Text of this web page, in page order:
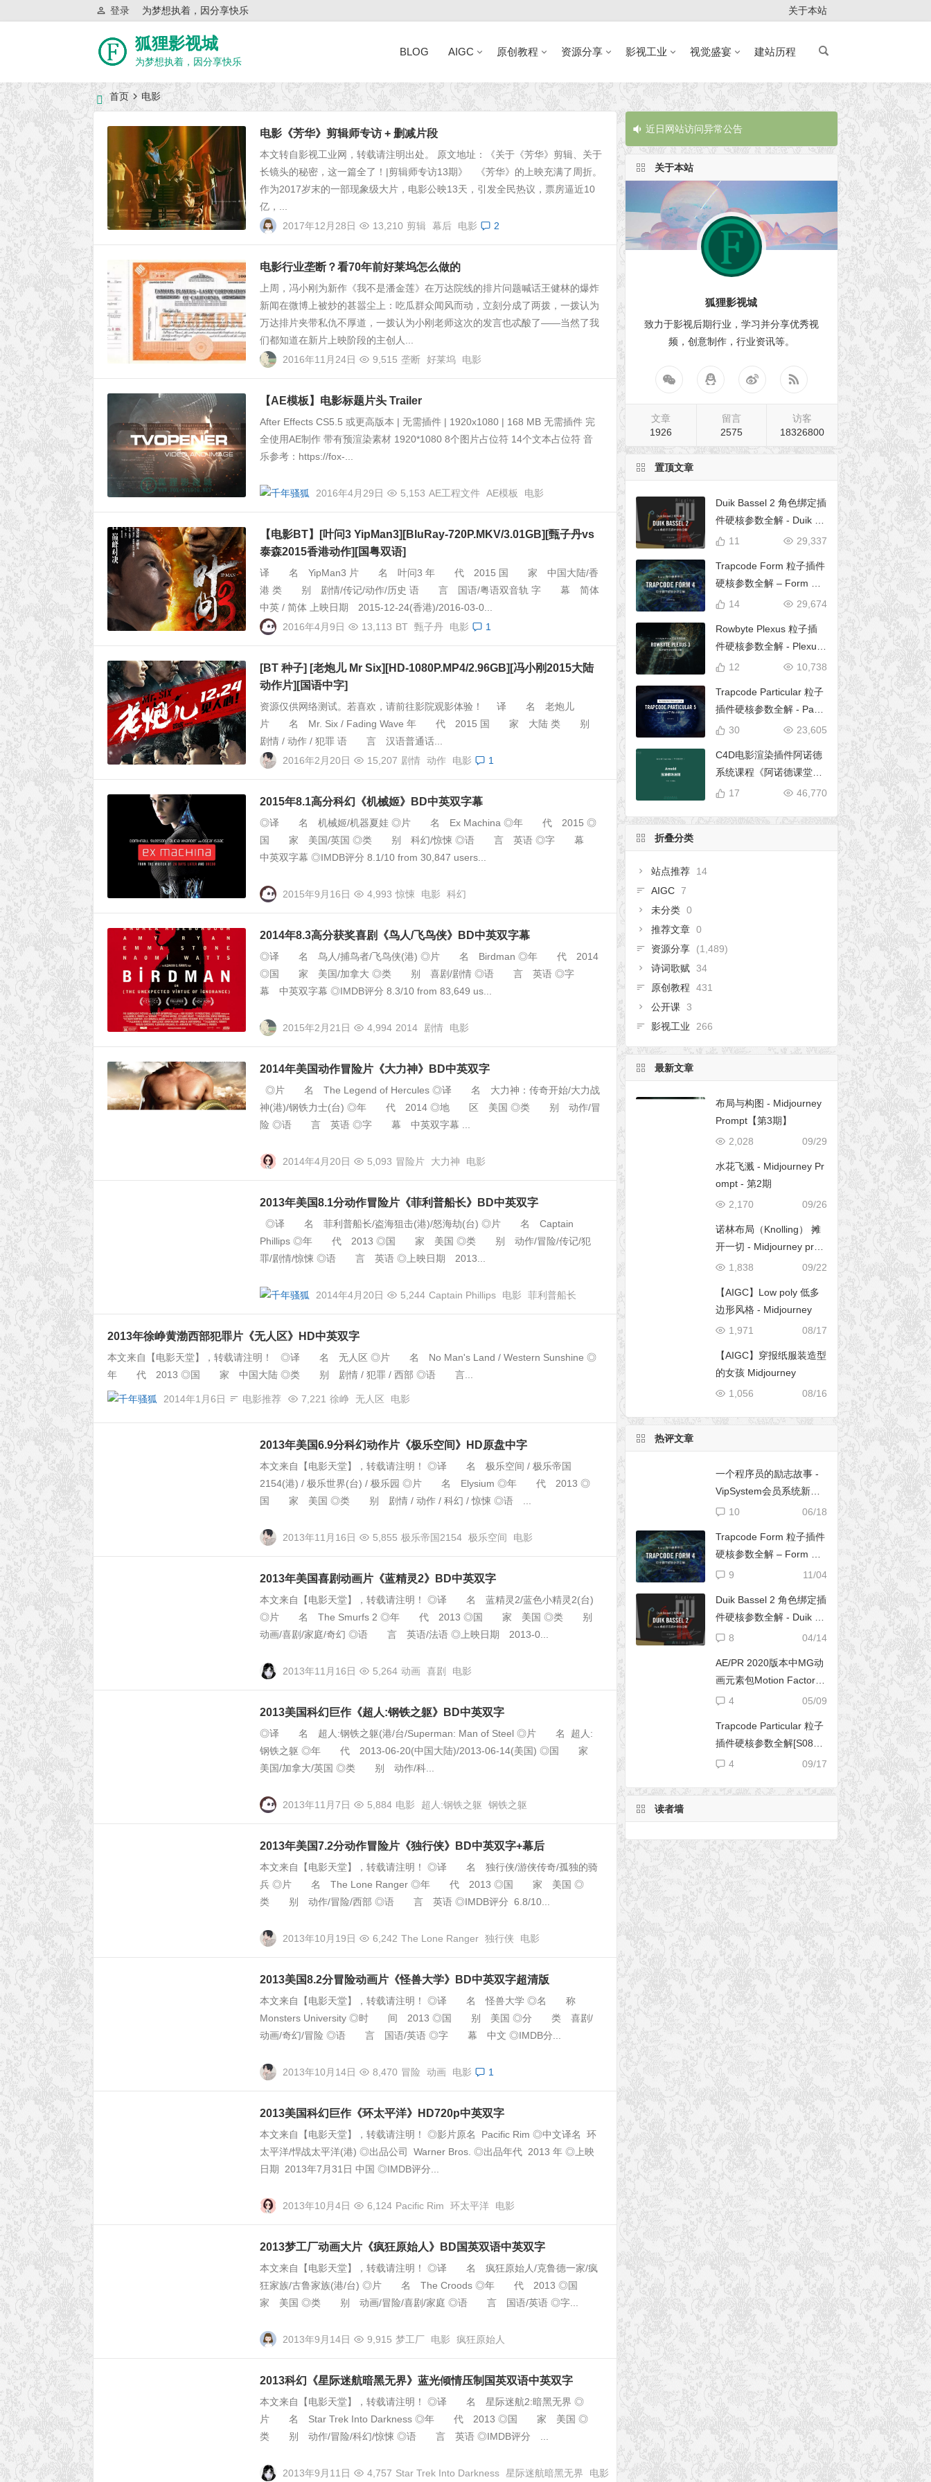
为梦想执着，因分享快乐
登录 关于本站
狐狸影视城
为梦想执着，因分享快乐
BLOG AIGC 原创教程 资源分享 影视工业 视觉盛宴 建站历程
首页 电影
电影《芳华》剪辑师专访 + 删减片段
本文转自影视工业网，转载请注明出处。 原文地址：《关于《芳华》剪辑、关于
长镜头的秘密，这一篇全了！|剪辑师专访13期》 《芳华》的上映充满了周折。
作为2017岁末的一部现象级大片，电影公映13天，引发全民热议，票房逼近10
亿，...
2017年12月28日
13,210 剪辑 幕后 电影 2
电影行业垄断？看70年前好莱坞怎么做的
上周，冯小刚为新作《我不是潘金莲》在万达院线的排片问题喊话王健林的爆炸
新闻在微博上被炒的甚嚣尘上：吃瓜群众闻风而动，立刻分成了两拨，一拨认为
万达排片夹带私仇不厚道，一拨认为小刚老师这次的发言也忒酸了——当然了我
们都知道在新片上映阶段的主创人...
2016年11月24日
9,515 垄断 好莱坞 电影
【AE模板】电影标题片头 Trailer
After Effects CS5.5 或更高版本 | 无需插件 | 1920x1080 | 168 MB 无需插件 完
全使用AE制作 带有预渲染素材 1920*1080 8个图片占位符 14个文本占位符 音
乐参考：https://fox-...
2016年4月29日 5,153 AE工程文件 AE模板 电影
【电影BT】[叶问3 YipMan3][BluRay-720P.MKV/3.01GB][甄子丹vs
泰森2015香港动作][国粤双语]
译 名 YipMan3 片 名 叶问3 年 代 2015 国 家 中国大陆/香
港 类 别 剧情/传记/动作/历史 语 言 国语/粤语双音轨 字 幕 简体
中英 / 简体 上映日期 2015-12-24(香港)/2016-03-0...
2016年4月9日
13,113 BT 甄子丹 电影 1
[BT 种子] [老炮儿 Mr Six][HD-1080P.MP4/2.96GB][冯小刚2015大陆
动作片][国语中字]
资源仅供网络测试。若喜欢，请前往影院观影体验！ 译 名 老炮儿
片 名 Mr. Six / Fading Wave 年 代 2015 国 家 大陆 类 别
剧情 / 动作 / 犯罪 语 言 汉语普通话...
2016年2月20日
15,207 剧情 动作 电影 1
2015年8.1高分科幻《机械姬》BD中英双字幕
◎译 名 机械姬/机器夏娃 ◎片 名 Ex Machina ◎年 代 2015 ◎
国 家 美国/英国 ◎类 别 科幻/惊悚 ◎语 言 英语 ◎字 幕
中英双字幕 ◎IMDB评分 8.1/10 from 30,847 users...
2015年9月16日 4,993 惊悚 电影 科幻
2014年8.3高分获奖喜剧《鸟人/飞鸟侠》BD中英双字幕
◎译 名 鸟人/捕鸟者/飞鸟侠(港) ◎片 名 Birdman ◎年 代 2014
◎国 家 美国/加拿大 ◎类 别 喜剧/剧情 ◎语 言 英语 ◎字
幕 中英双字幕 ◎IMDB评分 8.3/10 from 83,649 us...
2015年2月21日 4,994 2014 剧情 电影
2014年美国动作冒险片《大力神》BD中英双字
◎片 名 The Legend of Hercules ◎译 名 大力神：传奇开始/大力战
神(港)/钢铁力士(台) ◎年 代 2014 ◎地 区 美国 ◎类 别 动作/冒
险 ◎语 言 英语 ◎字 幕 中英双字幕 ...
2014年4月20日 5,093 冒险片 大力神 电影
2013年美国8.1分动作冒险片《菲利普船长》BD中英双字
◎译 名 菲利普船长/盗海狙击(港)/怒海劫(台) ◎片 名 Captain
Phillips ◎年 代 2013 ◎国 家 美国 ◎类 别 动作/冒险/传记/犯
罪/剧情/惊悚 ◎语 言 英语 ◎上映日期 2013...
2014年4月20日 5,244 Captain Phillips 电影 菲利普船长
2013年徐峥黄渤西部犯罪片《无人区》HD中英双字
本文来自【电影天堂】，转载请注明！ ◎译 名 无人区 ◎片 名 No Man's Land / Western Sunshine ◎
年 代 2013 ◎国 家 中国大陆 ◎类 别 剧情 / 犯罪 / 西部 ◎语 言...
2014年1月6日 电影推荐 7,221 徐峥 无人区 电影
2013年美国6.9分科幻动作片《极乐空间》HD原盘中字
本文来自【电影天堂】，转载请注明！ ◎译 名 极乐空间 / 极乐帝国
2154(港) / 极乐世界(台) / 极乐园 ◎片 名 Elysium ◎年 代 2013 ◎
国 家 美国 ◎类 别 剧情 / 动作 / 科幻 / 惊悚 ◎语 ...
2013年11月16日 5,855 极乐帝国2154 极乐空间 电影
2013年美国喜剧动画片《蓝精灵2》BD中英双字
本文来自【电影天堂】，转载请注明！ ◎译 名 蓝精灵2/蓝色小精灵2(台)
◎片 名 The Smurfs 2 ◎年 代 2013 ◎国 家 美国 ◎类 别
动画/喜剧/家庭/奇幻 ◎语 言 英语/法语 ◎上映日期 2013-0...
2013年11月16日 5,264 动画 喜剧 电影
2013美国科幻巨作《超人:钢铁之躯》BD中英双字
◎译 名 超人:钢铁之躯(港/台/Superman: Man of Steel ◎片 名 超人:
钢铁之躯 ◎年 代 2013-06-20(中国大陆)/2013-06-14(美国) ◎国 家
美国/加拿大/英国 ◎类 别 动作/科...
2013年11月7日 5,884 电影 超人:钢铁之躯 钢铁之躯
2013年美国7.2分动作冒险片《独行侠》BD中英双字+幕后
本文来自【电影天堂】，转载请注明！ ◎译 名 独行侠/游侠传奇/孤独的骑
兵 ◎片 名 The Lone Ranger ◎年 代 2013 ◎国 家 美国 ◎
类 别 动作/冒险/西部 ◎语 言 英语 ◎IMDB评分 6.8/10...
2013年10月19日 6,242 The Lone Ranger 独行侠 电影
2013美国8.2分冒险动画片《怪兽大学》BD中英双字超清版
本文来自【电影天堂】，转载请注明！ ◎译 名 怪兽大学 ◎名 称
Monsters University ◎时 间 2013 ◎国 别 美国 ◎分 类 喜剧/
动画/奇幻/冒险 ◎语 言 国语/英语 ◎字 幕 中文 ◎IMDB分...
2013年10月14日 8,470 冒险 动画 电影 1
2013美国科幻巨作《环太平洋》HD720p中英双字
本文来自【电影天堂】，转载请注明！ ◎影片原名 Pacific Rim ◎中文译名 环
太平洋/悍战太平洋(港) ◎出品公司 Warner Bros. ◎出品年代 2013 年 ◎上映
日期 2013年7月31日 中国 ◎IMDB评分...
2013年10月4日 6,124 Pacific Rim 环太平洋 电影
2013梦工厂动画大片《疯狂原始人》BD国英双语中英双字
本文来自【电影天堂】，转载请注明！ ◎译 名 疯狂原始人/克鲁德一家/疯
狂家族/古鲁家族(港/台) ◎片 名 The Croods ◎年 代 2013 ◎国
家 美国 ◎类 别 动画/冒险/喜剧/家庭 ◎语 言 国语/英语 ◎字...
2013年9月14日 9,915 梦工厂 电影 疯狂原始人
2013科幻《星际迷航暗黑无界》蓝光倾情压制国英双语中英双字
本文来自【电影天堂】，转载请注明！ ◎译 名 星际迷航2:暗黑无界 ◎
片 名 Star Trek Into Darkness ◎年 代 2013 ◎国 家 美国 ◎
类 别 动作/冒险/科幻/惊悚 ◎语 言 英语 ◎IMDB评分 ...
2013年9月11日 4,757 Star Trek Into Darkness 星际迷航暗黑无界 电影
近日网站访问异常公告 近日网站访问异常公告 近日网站访问异常公告 近日网站访问
关于本站
狐狸影视城
致力于影视后期行业，学习并分享优秀视
频，创意制作，行业资讯等。
文章
1926
留言
2575
访客
18326800
置顶文章
Duik Bassel 2 角色绑定插
件硬核参数全解 - Duik 16
完全使用手册
29,337
11
Trapcode Form 粒子插件
硬核参数全解 – Form 完
全使用手册
29,674
14
Rowbyte Plexus 粒子插
件硬核参数全解 - Plexus
完全使用手册
10,738
12
Trapcode Particular 粒子
插件硬核参数全解 - Parti
cular 5 完全使用手册23,605
30
C4D电影渲染插件阿诺德
系统课程《阿诺德课堂之
玉清境》
46,770
17
折叠分类
站点推荐
14
AIGC 7
未分类 0
推荐文章 0
资源分享
(1,489)
诗词歌赋 34
原创教程
431
公开课 3
影视工业
266
最新文章
布局与构图 - Midjourney
Prompt【第3期】
09/29
2,028
水花飞溅 - Midjourney Pr
ompt - 第2期
09/26
2,170
诺林布局（Knolling） 摊
开一切 - Midjourney pro
mpt
09/22
1,838
【AIGC】Low poly 低多
边形风格 - Midjourney
08/17
1,971
【AIGC】穿报纸服装造型
的女孩 Midjourney
08/16
1,056
热评文章
一个程序员的励志故事 -
VipSystem会员系统新版
开发
06/18
10
Trapcode Form 粒子插件
硬核参数全解 – Form 完
全使用手册
11/04
9
Duik Bassel 2 角色绑定插
件硬核参数全解 - Duik 16
完全使用手册
04/14
8
AE/PR 2020版本中MG动
画元素包Motion Factory
脚本无法导入文件夹05/09
4
Trapcode Particular 粒子
插件硬核参数全解[S08E0
2] – 阴影设置（Shadowle
09/17
4
读者墙